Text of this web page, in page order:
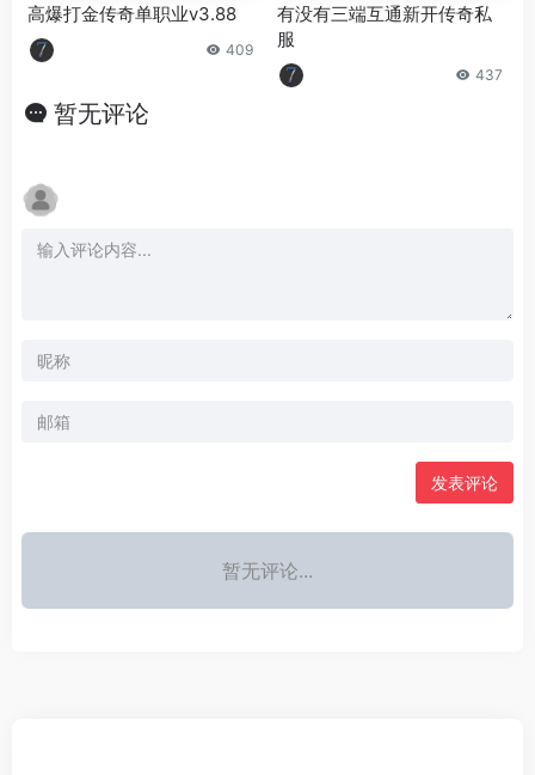
高爆打金传奇单职业v3.88
409
有没有三端互通新开传奇私
服
437
暂无评论
发表评论
暂无评论...